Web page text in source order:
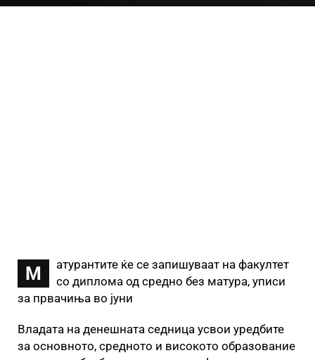
М
атурантите ќе се запишуваат на факултет
со диплома од средно без матура, уписи
за првачиња во јуни
Владата на денешната седница усвои уредбите
за основното, средното и високото образование